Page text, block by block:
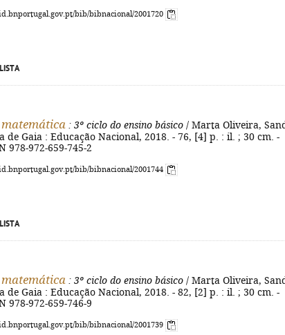
bib/bibnacional/2001720
matemática : 3º ciclo do ensino básico / Marta Oliveira,
de Gaia : Educação Nacional, 2018. - 76, [4] p. : il. ; 30 cm. -
978-972-659-745-2
bib/bibnacional/2001744
matemática : 3º ciclo do ensino básico / Marta Oliveira,
de Gaia : Educação Nacional, 2018. - 82, [2] p. : il. ; 30 cm. -
978-972-659-746-9
bib/bibnacional/2001739